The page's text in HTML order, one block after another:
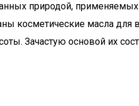
природой,
косметические масла
Зачастую основой их